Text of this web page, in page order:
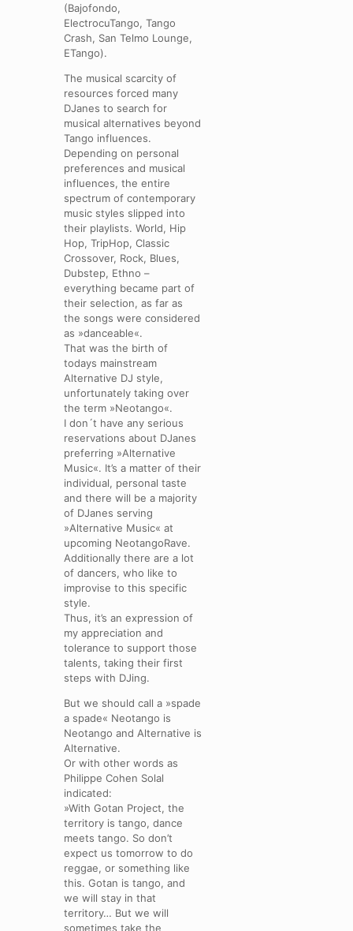
(Bajofondo,
ElectrocuTango, Tango
Crash, San Telmo Lounge,
ETango).
The musical scarcity of
resources forced many
DJanes to search for
musical alternatives beyond
Tango influences.
Depending on personal
preferences and musical
influences, the entire
spectrum of contemporary
music styles slipped into
their playlists. World, Hip
Hop, TripHop, Classic
Crossover, Rock, Blues,
Dubstep, Ethno –
everything became part of
their selection, as far as
the songs were considered
as »danceable«.
That was the birth of
todays mainstream
Alternative DJ style,
unfortunately taking over
the term »Neotango«.
I don´t have any serious
reservations about DJanes
preferring »Alternative
Music«. It’s a matter of their
individual, personal taste
and there will be a majority
of DJanes serving
»Alternative Music« at
upcoming NeotangoRave.
Additionally there are a lot
of dancers, who like to
improvise to this specific
style.
Thus, it’s an expression of
my appreciation and
tolerance to support those
talents, taking their first
steps with DJing.
But we should call a »spade
a spade« Neotango is
Neotango and Alternative is
Alternative.
Or with other words as
Philippe Cohen Solal
indicated:
»With Gotan Project, the
territory is tango, dance
meets tango. So don’t
expect us tomorrow to do
reggae, or something like
this. Gotan is tango, and
we will stay in that
territory… But we will
sometimes take the